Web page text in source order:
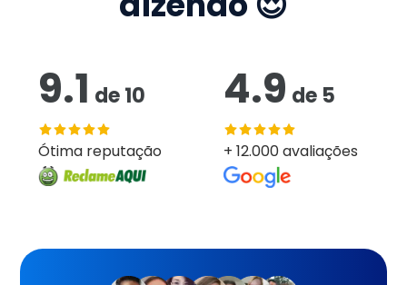
9.1 de10
Ótima reputação
4.9 de 5
+ 12.000 avaliações